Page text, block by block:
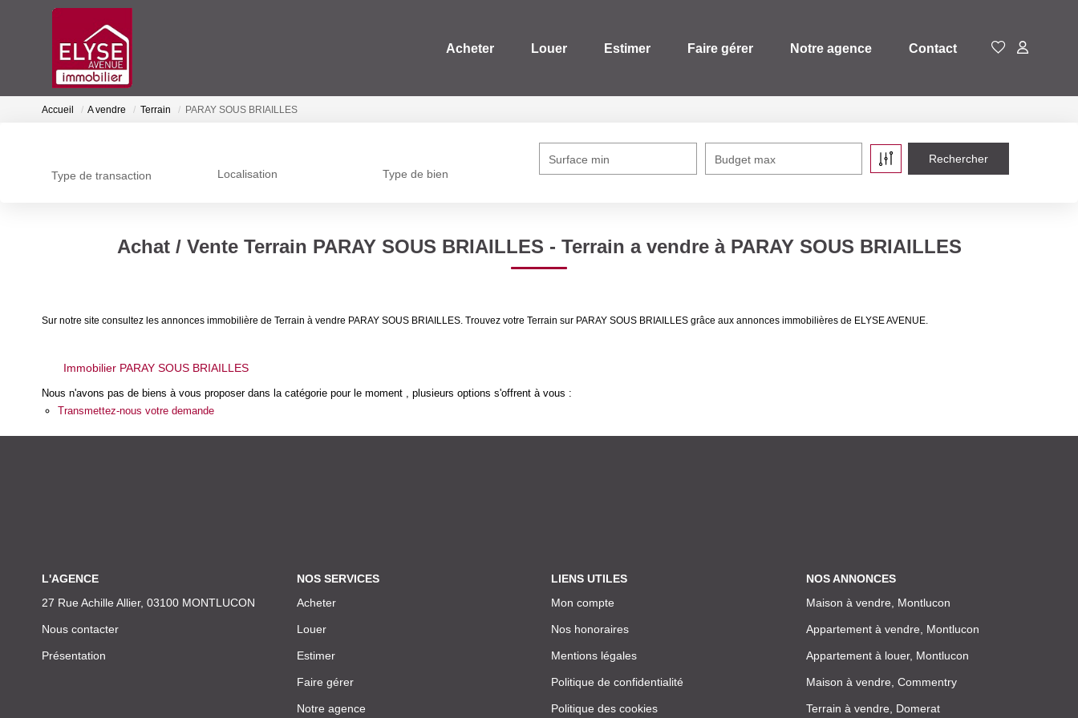
Acheter Louer Estimer Faire gérer Notre agence Contact
Accueil A vendre Terrain PARAY SOUS BRIAILLES
Type de transaction Localisation Type de bien
Surface min Budget max
Achat / Vente Terrain PARAY SOUS BRIAILLES - Terrain a vendre à PARAY SOUS BRIAILLES
Sur notre site consultez les annonces immobilière de Terrain à vendre PARAY SOUS BRIAILLES. Trouvez votre Terrain sur PARAY SOUS BRIAILLES grâce aux annonces immobilières de ELYSE AVENUE.
Immobilier PARAY SOUS BRIAILLES
Nous n'avons pas de biens à vous proposer dans la catégorie pour le moment , plusieurs options s'offrent à vous :
Transmettez-nous votre demande
L'AGENCE
27 Rue Achille Allier, 03100 MONTLUCON
Nous contacter
Présentation
NOS SERVICES
Acheter
Louer
Estimer
Faire gérer
Notre agence
LIENS UTILES
Mon compte
Nos honoraires
Mentions légales
Politique de confidentialité
Politique des cookies
NOS ANNONCES
Maison à vendre, Montlucon
Appartement à vendre, Montlucon
Appartement à louer, Montlucon
Maison à vendre, Commentry
Terrain à vendre, Domerat